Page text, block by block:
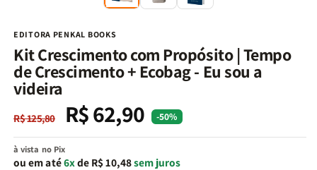
EDITORA PENKAL BOOKS
Kit Crescimento com Propósito | Tempo
de Crescimento + Ecobag - Eu sou a
videira
Preço
normal
R$ 125,80
Preço
promocional
R$ 62,90 -50%
à vista no Pix
ou em até6xde R$ 10,48sem juros